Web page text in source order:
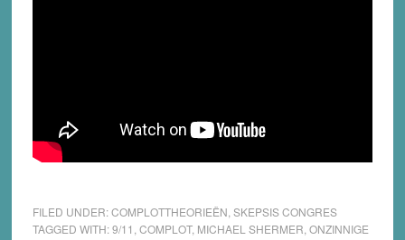
FILED UNDER:COMPLOTTHEORIEËN SKEPSIS CONGRES
TAGGED WITH:9/11 COMPLOT, MICHAEL SHERMER ONZINNIGE